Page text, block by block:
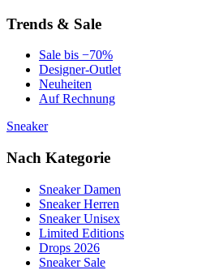
Trends & Sale
Sale bis −70%
Designer-Outlet
Neuheiten
Auf Rechnung
Sneaker
Nach Kategorie
Sneaker Damen
Sneaker Herren
Sneaker Unisex
Limited Editions
Drops 2026
Sneaker Sale